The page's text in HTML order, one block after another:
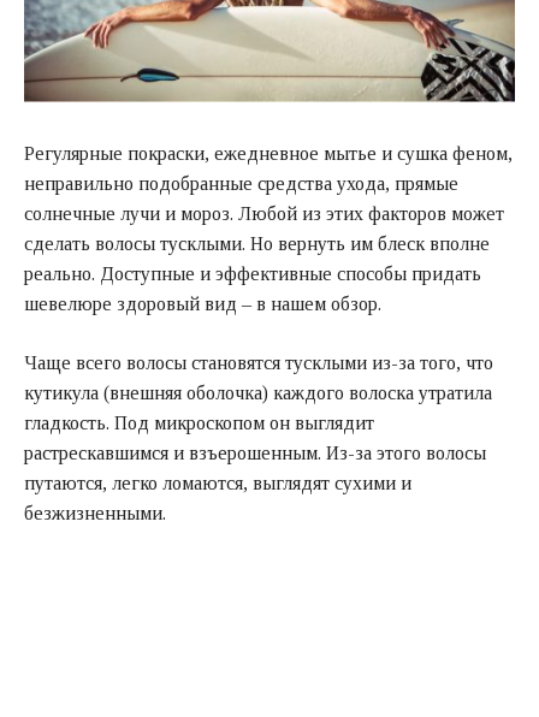
Регулярные покраски, ежедневное мытье и сушка феном,
неправильно подобранные средства ухода, прямые
солнечные лучи и мороз. Любой из этих факторов может
сделать волосы тусклыми. Но вернуть им блеск вполне
реально. Доступные и эффективные способы придать
шевелюре здоровый вид – в нашем обзор.
Чаще всего волосы становятся тусклыми из-за того, что
кутикула (внешняя оболочка) каждого волоска утратила
гладкость. Под микроскопом он выглядит
растрескавшимся и взъерошенным. Из-за этого волосы
путаются, легко ломаются, выглядят сухими и
безжизненными.